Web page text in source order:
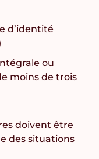
d’identité
ou
moins de trois
doivent être
des situations